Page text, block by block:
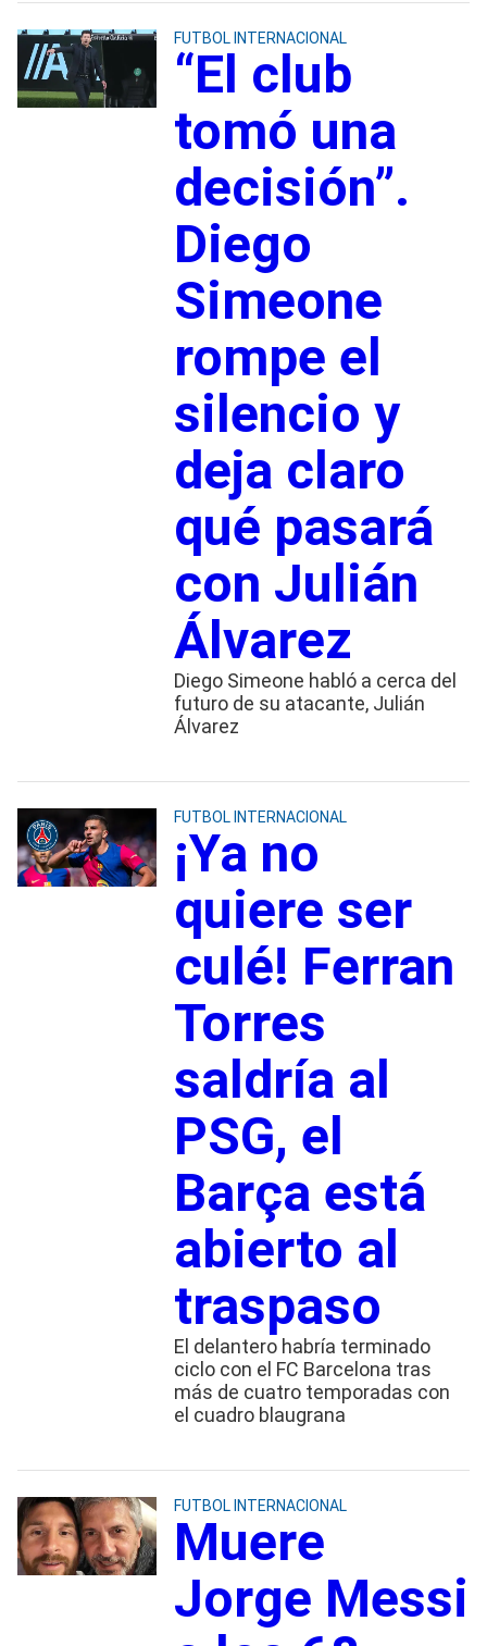
FUTBOL INTERNACIONAL
“El club
tomó una
decisión”.
Diego
Simeone
rompe el
silencio y
deja claro
qué pasará
con Julián
Álvarez
Diego Simeone habló a cerca del
futuro de su atacante, Julián
Álvarez
FUTBOL INTERNACIONAL
¡Ya no
quiere ser
culé! Ferran
Torres
saldría al
PSG, el
Barça está
abierto al
traspaso
El delantero habría terminado
ciclo con el FC Barcelona tras
más de cuatro temporadas con
el cuadro blaugrana
FUTBOL INTERNACIONAL
Muere
Jorge Messi